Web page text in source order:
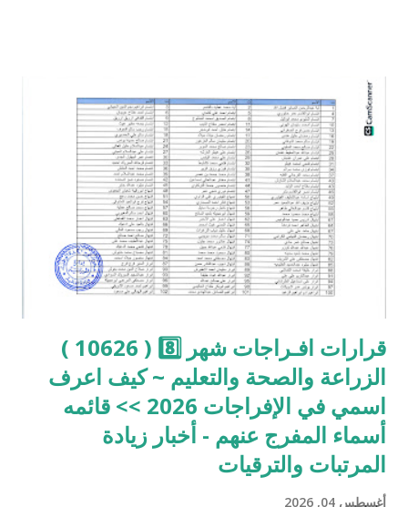
مرتباتهم عبر الآلية الرقمية راتبي لحظي . وبيّن أن هؤلاء الموظفين
سيحصلون على مستحقاتهم وفق النظام التقليدي المعتمد عبر الحوافظ
المالية، مع إرسال رسائل نصية لإبلاغهم بالإجراء المتخذ. 🔍 رابط
منظومة أسماء الإفراجات المالية يوليو 2026 في ليبيا | كيف تعرف
اسمك في الإفراجات الصحية والخدمة المدنية؟ اسماء المشمولين
بقوائم الافراجات المالية الجديدة عن "10626 موظف" كيف اعرف
اسمي في الإفراجا...
قرارات افـراجات شهر 8️⃣ ( 10626 )
الزراعة والصحة والتعليم ~ كيف اعرف
اسمي في الإفراجات 2026 >> قائمه
أسماء المفرج عنهم - أخبار زيادة
المرتبات والترقيات
أغسطس 04, 2026